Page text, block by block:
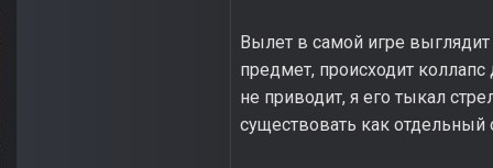
Вылет в самой игре
предмет, происходит
не приводит, я его тыкал
существовать как отдельный